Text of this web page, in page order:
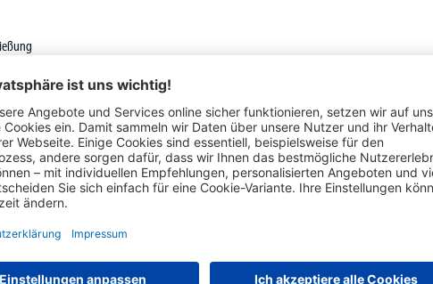
maximale Belastung 30 kg bei gleichmäßiger Belastung
Stahlsockel optional